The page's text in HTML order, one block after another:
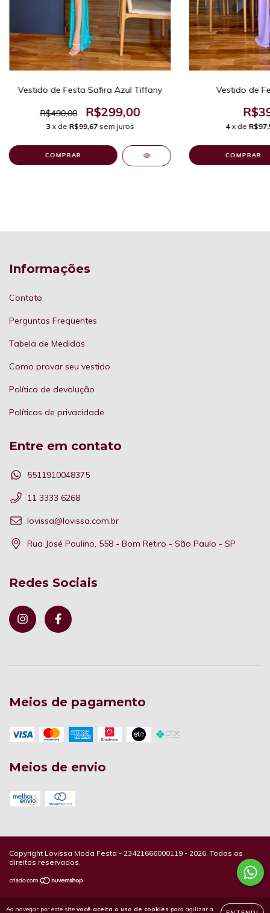
Ao navegar por este site você aceita o uso de cookies para agilizar a
Vestido de Festa Safira Azul Tiffany
R$490,00 R$299,00
3 x de R$99,67 sem juros
COMPRAR
Vestido de
4 x de
COMPRAR
Informações
Contato
Perguntas Frequentes
Tabela de Medidas
Como provar seu vestido
Política de devolução
Políticas de privacidade
Entre em contato
5511910048375
11 3333 6268
lovissa@lovissa.com.br
Rua José Paulino, 558 - Bom Retiro - São Paulo - SP
Redes Sociais
Meios de pagamento
Meios de envio
Copyright Lovissa Moda Festa - 23421666000119 - 2026. Todos os
direitos reservados.